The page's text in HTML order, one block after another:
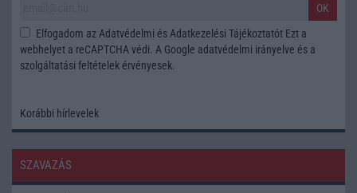
OK
Elfogadom az Adatvédelmi és Adatkezelési Tájékoztatót Ezt a
webhelyet a reCAPTCHA védi. A Google adatvédelmi irányelve és a
szolgáltatási feltételek érvényesek.
Korábbi hírlevelek
SZAVAZÁS